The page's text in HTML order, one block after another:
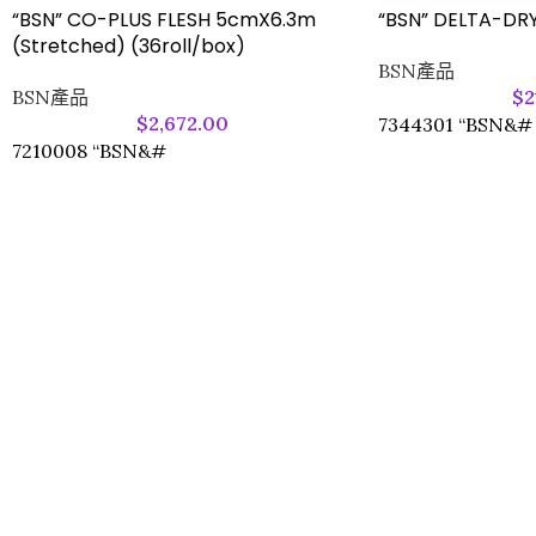
“BSN” CO-PLUS FLESH 5cmX6.3m
(Stretched) (36roll/box)
BSN產品
$2,672.00
7210008 “BSN&#
“BSN” DELTA-
BSN產品
$
7344301 “BSN&#